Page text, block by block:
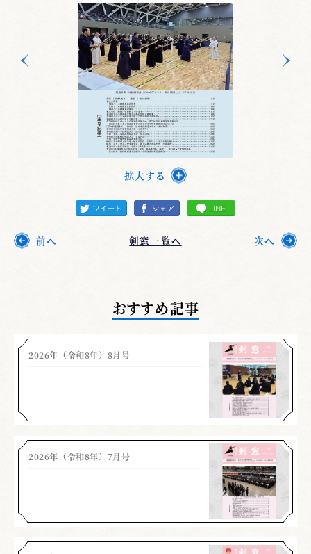
拡大する
前へ 剣窓一覧へ 次へ
おすすめ記事
2026年（令和8年）8月号
2026年（令和8年）7月号